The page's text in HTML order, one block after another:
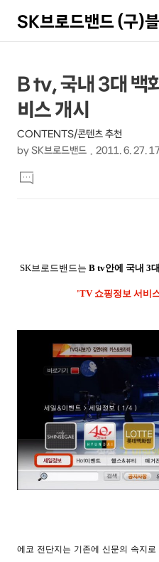
SK브로드밴드 (구)
상
세
컨
텐
츠
본
문
제
목
B tv, 국내 3대 백
비스 개시
CONTENTS/콘텐츠 추천
by SK브로드밴드 2011. 6. 27.
문
댓
글
SK브로드밴드는 B tv안에 국내 3
'TV 쇼핑정보 서비
에코 전단지는 기존에 신문의 속지